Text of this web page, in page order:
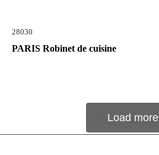
28030
PARIS Robinet de cuisine
Load more